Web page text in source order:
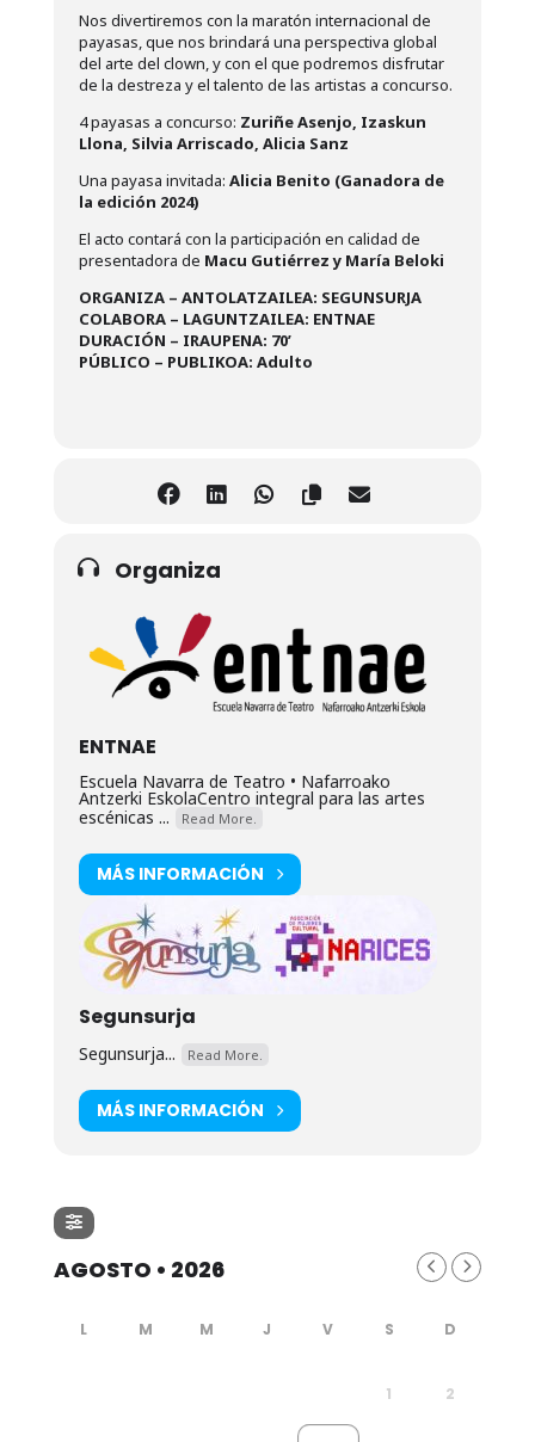
Nos divertiremos con la maratón internacional de
payasas, que nos brindará una perspectiva global
del arte del clown, y con el que podremos disfrutar
de la destreza y el talento de las artistas a concurso.
4 payasas a concurso: Zuriñe Asenjo, Izaskun
Llona, Silvia Arriscado, Alicia Sanz
Una payasa invitada: Alicia Benito (Ganadora de
la edición 2024)
El acto contará con la participación en calidad de
presentadora de Macu Gutiérrez y María Beloki
ORGANIZA – ANTOLATZAILEA: SEGUNSURJA
COLABORA – LAGUNTZAILEA: ENTNAE
DURACIÓN – IRAUPENA: 70’
PÚBLICO – PUBLIKOA: Adulto
Organiza
ENTNAE
Escuela Navarra de Teatro • Nafarroako
Antzerki EskolaCentro integral para las artes
escénicas ...
Read More.
MÁS INFORMACIÓN
Segunsurja
Segunsurja... Read More.
MÁS INFORMACIÓN
AGOSTO • 2026
1 2